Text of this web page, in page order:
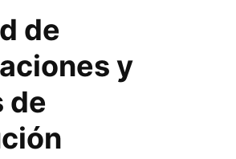
de
y
de